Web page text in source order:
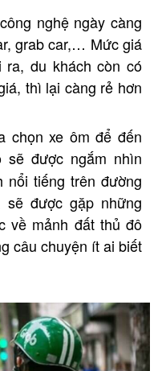
nghệ ngày càng
grab car,… Mức giá
ra, du khách còn có
thì lại càng rẻ hơn
chọn xe ôm để đến
được ngắm nhìn
nổi tiếng trên đường
được gặp những
về mảnh đất thủ đô
câu chuyện ít ai biết